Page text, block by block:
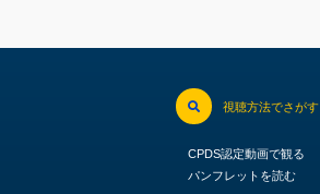
視聴方法でさがす
CPDS認定動画で観る
パンフレットを読む